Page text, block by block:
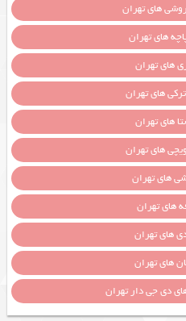
های تهران
های تهران
های تهران
های تهران
های تهران
های تهران
های تهران
های تهران
های تهران
های تهران
دی جی دار تهران